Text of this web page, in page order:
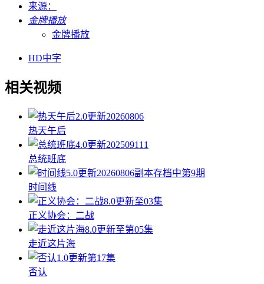
来源：
金牌播放
金牌播放
HD中字
相关视频
2.0更新20260806
热天午后
4.0更新202509111
总统班底
5.0更新20260806副本存档中第9期
时间线
8.0更新至03集
正义协会：二战
8.0更新至第05集
走近这片海
1.0更新第17集
否认